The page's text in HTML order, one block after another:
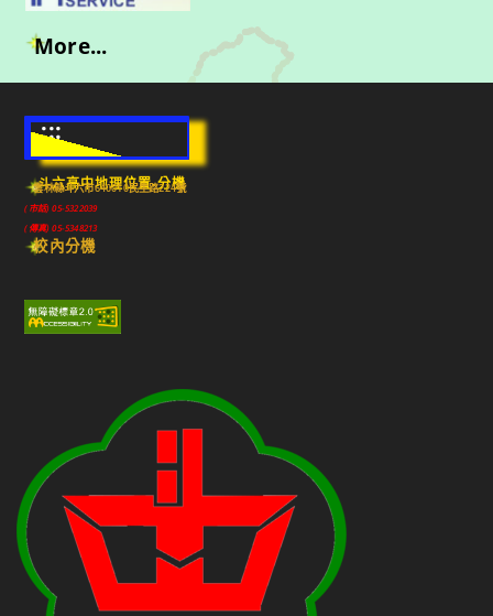
More...
:::
斗六高中地理位置-分機
雲林縣斗六市640010民生路224號
(市話) 05-5322039
(傳真) 05-5348213
校內分機